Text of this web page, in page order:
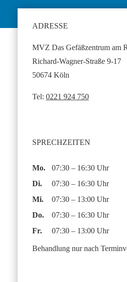
ADRESSE
MVZ Das Gefäßzentrum am
Richard-Wagner-Straße 9-17
50674 Köln
Tel: 0221 924 750
SPRECHZEITEN
Mo.Montag
07:30 – 16:30 Uhr
Di.Dienstag
07:30 – 16:30 Uhr
Mi.Mittwoch
07:30 – 13:00 Uhr
Do.Donnerstag
07:30 – 16:30 Uhr
Fr.Freitag
07:30 – 13:00 Uhr
Behandlung nur nach